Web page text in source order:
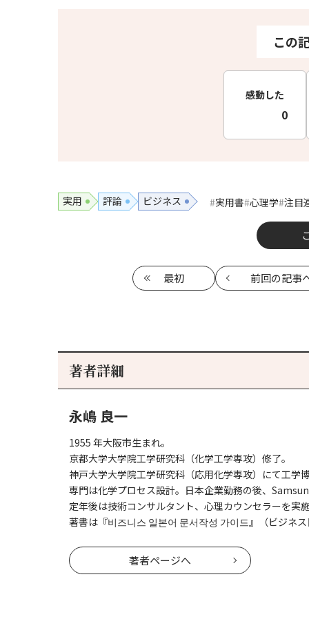
この
感動した
0
実用 評論 ビジネス 実用書 心理学 注目
最初 前回の記事
著者詳細
永嶋 良一
1955 年大阪市生まれ。
京都大学大学院工学研究科（化学工学専攻）修了。
神戸大学大学院工学研究科（応用化学専攻）にて工学
専門は化学プロセス設計。日本企業勤務の後、
定年後は技術コンサルタント、心理カウンセラーを実
著書は『비즈니스 일본어 문서작성 가이드』（ビジネ
著者ページへ